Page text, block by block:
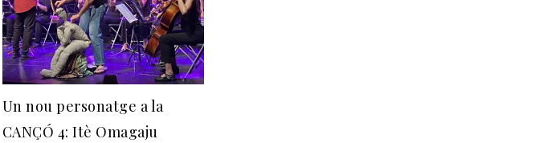
Un nou personatge a la
CANÇÓ 4: Itè Omagaju